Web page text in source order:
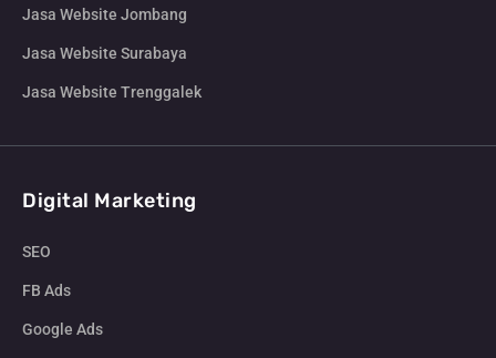
Jasa Website Jombang
Jasa Website Surabaya
Jasa Website Trenggalek
Digital Marketing
SEO
FB Ads
Google Ads